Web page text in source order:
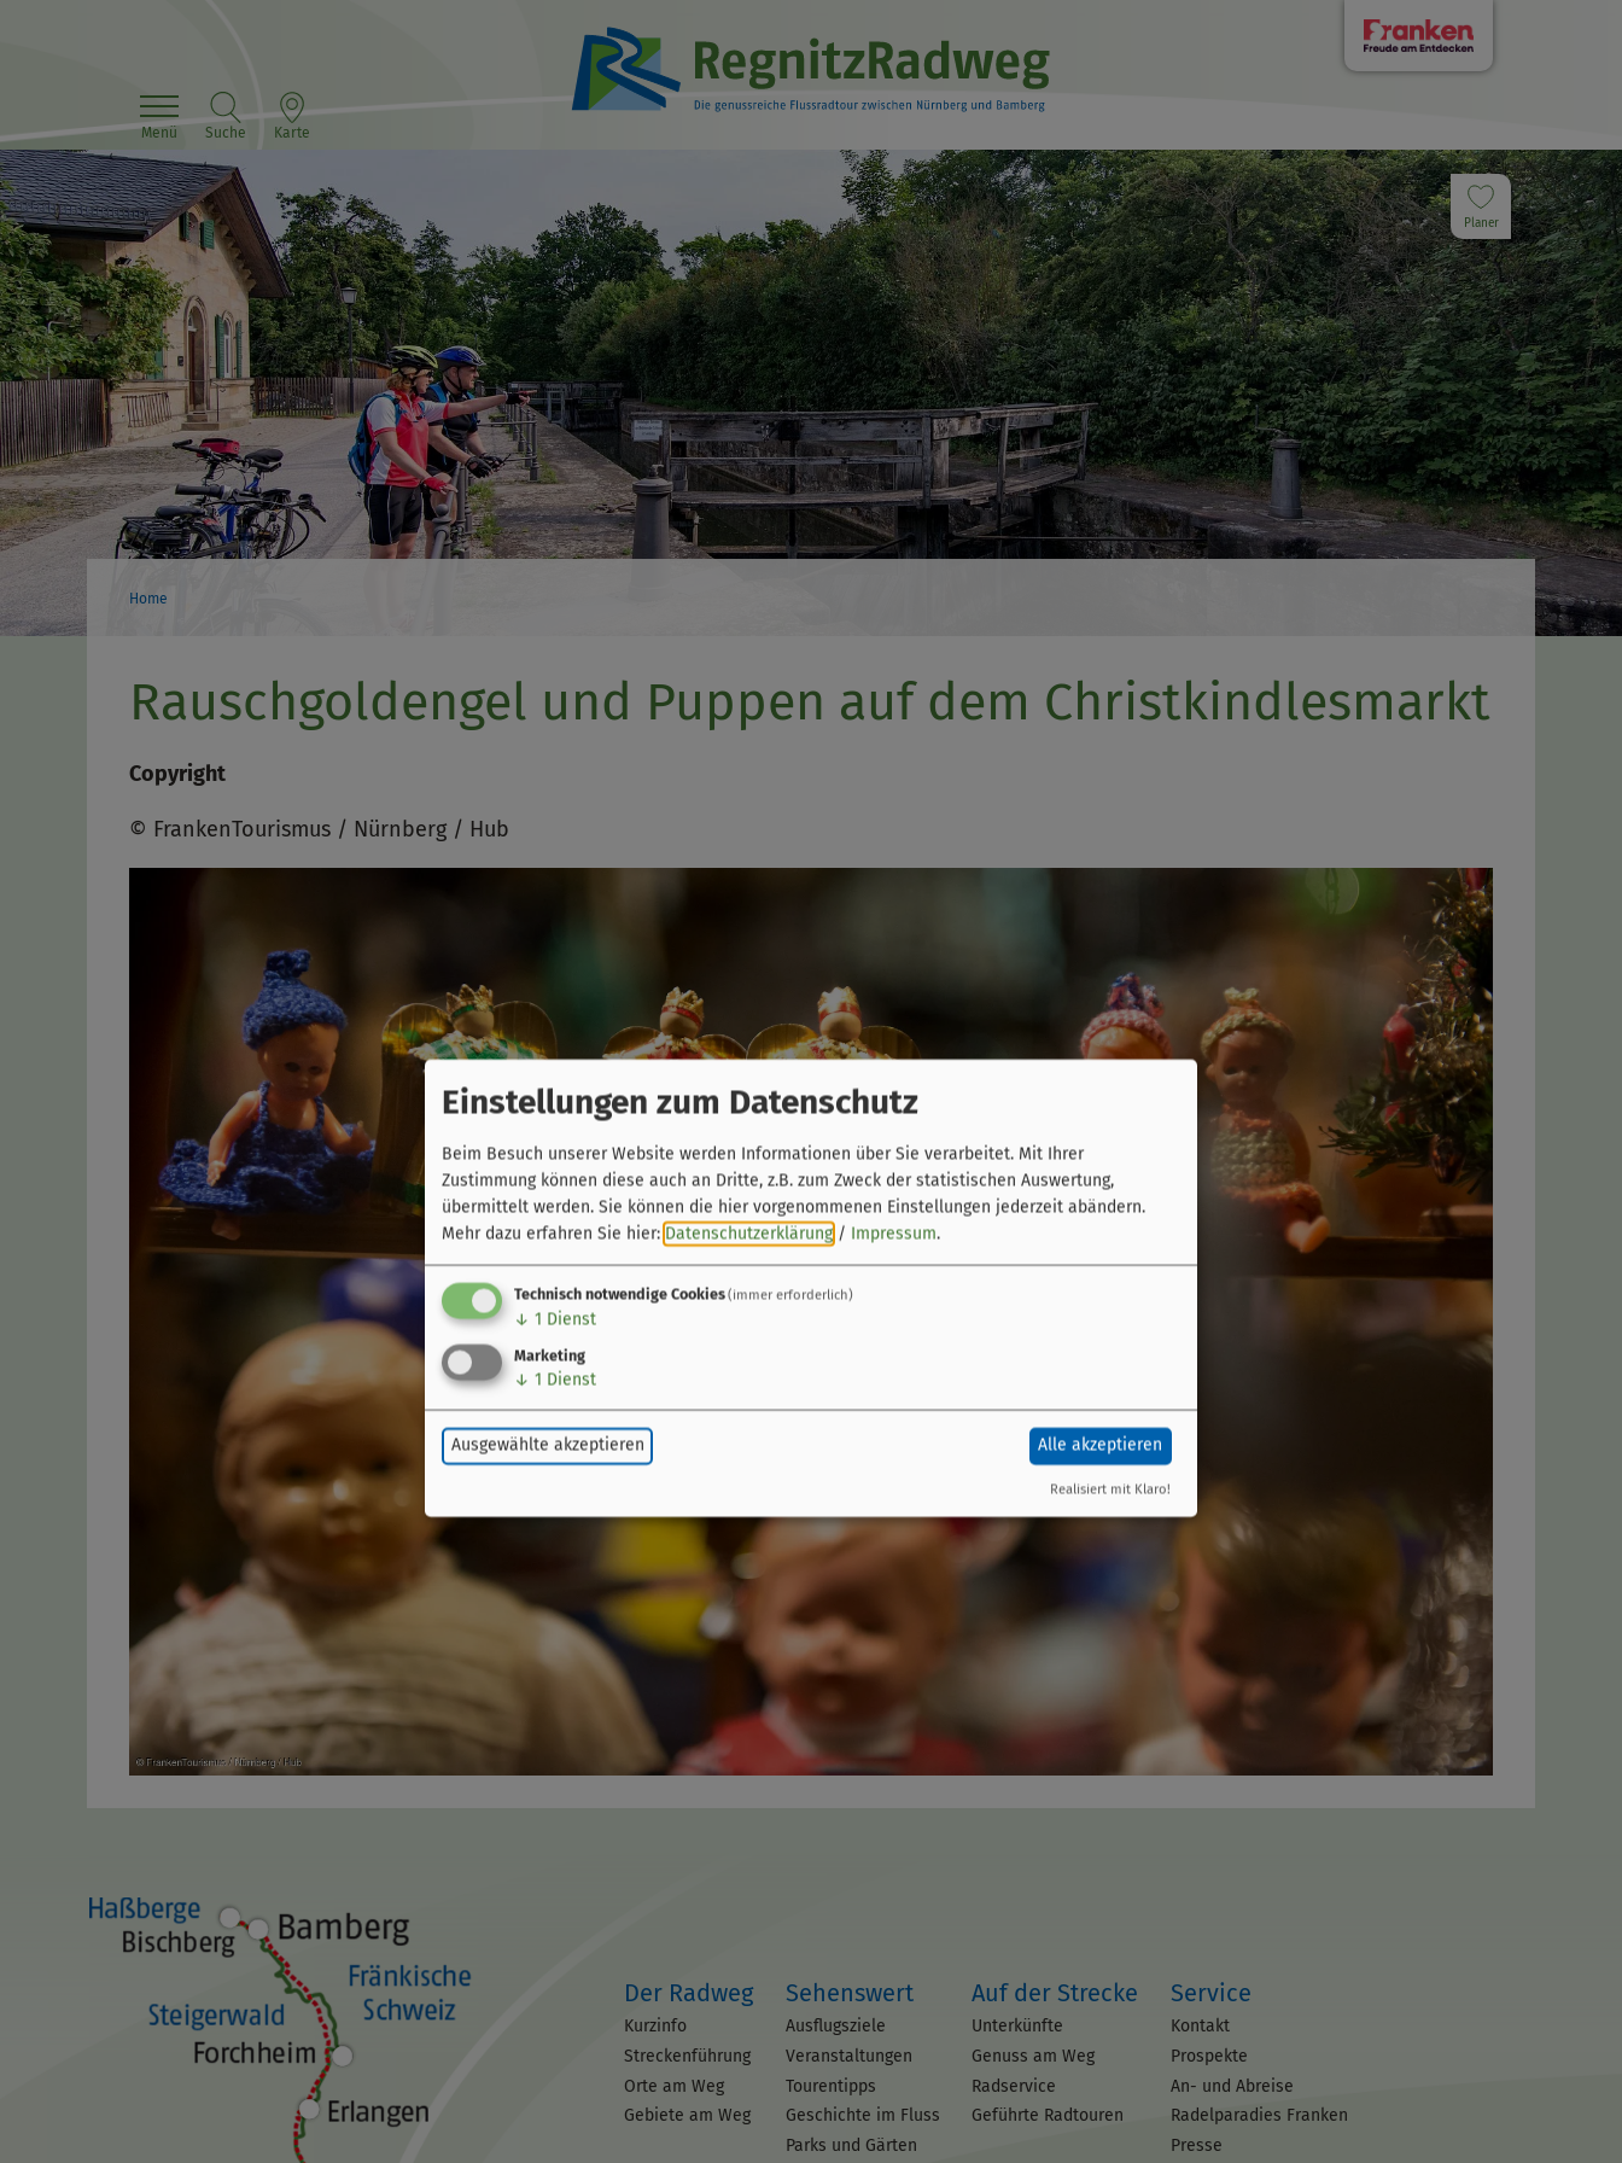
Menü Suche Karte
Planer
Home
Rauschgoldengel und Puppen auf dem Christkindlesmarkt
Copyright
© FrankenTourismus / Nürnberg / Hub
Der Radweg
Kurzinfo
Streckenführung
Orte am Weg
Gebiete am Weg
Sehenswert
Ausflugsziele
Veranstaltungen
Tourentipps
Geschichte im Fluss
Parks und Gärten
Auf der Strecke
Unterkünfte
Genuss am Weg
Radservice
Geführte Radtouren
Service
Kontakt
Prospekte
An- und Abreise
Radelparadies Franken
Presse
Einstellungen zum Datenschutz
Beim Besuch unserer Website werden Informationen über Sie verarbeitet. Mit Ihrer
Zustimmung können diese auch an Dritte, z.B. zum Zweck der statistischen Auswertung,
übermittelt werden. Sie können die hier vorgenommenen Einstellungen jederzeit abändern.
Mehr dazu erfahren Sie hier: Datenschutzerklärung / Impressum.
Technisch notwendige Cookies(immer erforderlich)
↓ 1 Dienst
Marketing
↓ 1 Dienst
Ausgewählte akzeptieren Alle akzeptieren
Realisiert mit Klaro!